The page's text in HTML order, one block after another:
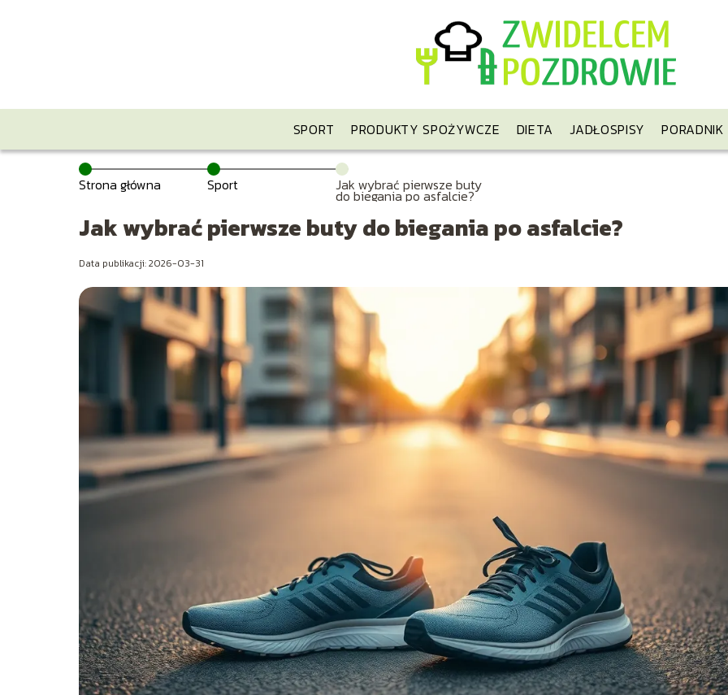
SPORT PRODUKTY SPOŻYWCZE DIETA JADŁOSPISY PORADNIK
Strona główna Sport Jak wybrać pierwsze buty
do biegania po asfalcie?
Jak wybrać pierwsze buty do biegania po asfalcie?
Data publikacji: 2026-03-31